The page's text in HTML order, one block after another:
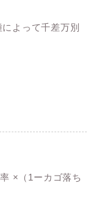
よって千差万別
×（1ーカゴ落ち